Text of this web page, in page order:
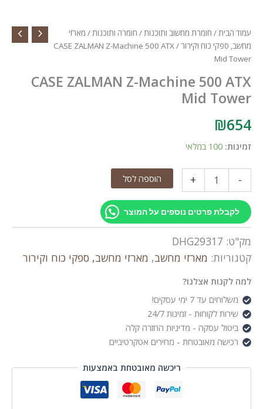
עמוד הבית/ חומרת מחשוב ותוכנות/ חומרה ותוכנות/ מארזי
מחשב, ספקי כוח וקירור
/ CASE ZALMAN Z-Machine 500 ATX
Mid Tower
CASE ZALMAN Z-Machine 500 ATX
Mid Tower
₪654
זמינות: 100 במלאי
-
ZALMAN
Z-
500
ATX
Mid
Tower
+ הוספה לסל
לקבלת פרטים נוספים על המוצר
מק"ט: DHG29317
קטגוריות: מארזי מחשב, מארזי מחשב, ספקי כוח וקירור
למה לקנות אצלנו?
משלוחים עד 7 ימי עסקים!
שירות לקוחות - זמינות 24/7
ביטול עסקה - מדיניות החזרה קלה
רכישה מאובטחת - מחירים אטקרטיביים
ריכשה מאובטחת באמצעות